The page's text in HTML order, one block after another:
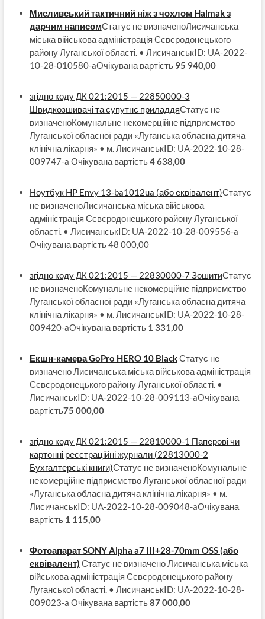
Мисливський тактичний ніж з чохлом Halmak з
дарчим написомСтатус не визначеноЛисичанська
міська військова адміністрація Сєвєродонецького
району Луганської області. • ЛисичанськID: UA-2022-
10-28-010580-aОчікувана вартість 95 940,00
згідно коду ДК 021:2015 — 22850000-3
Швидкозшивачі та супутнє приладдяСтатус не
визначеноКомунальне некомерційне підприємство
Луганської обласної ради «Луганська обласна дитяча
клінічна лікарня» • м. ЛисичанськID: UA-2022-10-28-
009747-a Очікувана вартість4 638,00
Ноутбук HP Envy 13-ba1012ua (або еквівалент)Статус
не визначеноЛисичанська міська військова
адміністрація Сєвєродонецького району Луганської
області. • ЛисичанськID: UA-2022-10-28-009556-a
Очікувана вартість 48 000,00
згідно коду ДК 021:2015 — 22830000-7 ЗошитиСтатус
не визначеноКомунальне некомерційне підприємство
Луганської обласної ради «Луганська обласна дитяча
клінічна лікарня» • м. ЛисичанськID: UA-2022-10-28-
009420-aОчікувана вартість 1 331,00
Екшн-камера GoPro HERO 10 BlackСтатус не
визначено Лисичанська міська військова адміністрація
Сєвєродонецького району Луганської області. •
ЛисичанськID: UA-2022-10-28-009113-aОчікувана
вартість75 000,00
згідно коду ДК 021:2015 — 22810000-1 Паперові чи
картонні реєстраційні журнали (22813000-2
Бухгалтерські книги)Статус не визначеноКомунальне
некомерційне підприємство Луганської обласної ради
«Луганська обласна дитяча клінічна лікарня» • м.
ЛисичанськID: UA-2022-10-28-009048-aОчікувана
вартість 1 115,00
Фотоапарат SONY Alpha a7 III+28-70mm OSS (або
еквівалент) Статус не визначено Лисичанська міська
військова адміністрація Сєвєродонецького району
Луганської області. • ЛисичанськID: UA-2022-10-28-
009023-a Очікувана вартість87 000,00